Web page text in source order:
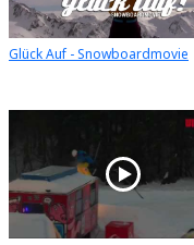
Glück Auf - Snowboardmovie